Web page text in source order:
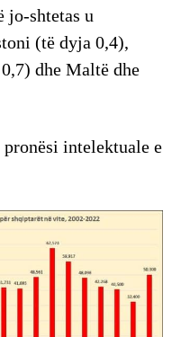
jo-shtetas u
(të dyja 0,4),
dhe Maltë dhe
intelektuale e